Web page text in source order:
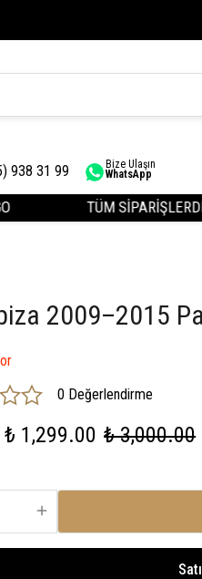
938 31 99 Bize Ulaşın
WhatsApp
TÜM SİPARİŞLERDE
2009–2015
0 Değerlendirme
₺ 1,299.00 ₺ 3,000.00